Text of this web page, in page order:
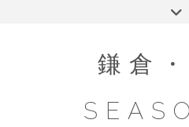
鎌倉